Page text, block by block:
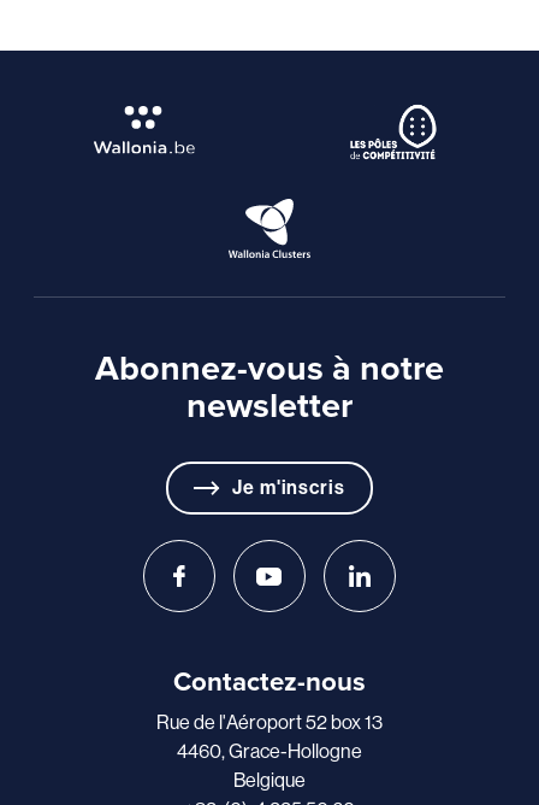
Abonnez-vous à notre
newsletter
Je m'inscris
Contactez-nous
Rue de l'Aéroport 52 box 13
4460, Grace-Hollogne
Belgique